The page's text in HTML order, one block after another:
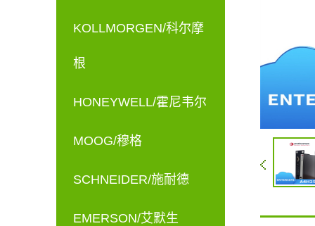
KOLLMORGEN/科尔摩
根
HONEYWELL/霍尼韦尔
MOOG/穆格
SCHNEIDER/施耐德
EMERSON/艾默生